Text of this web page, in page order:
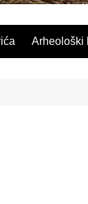
Arheološki